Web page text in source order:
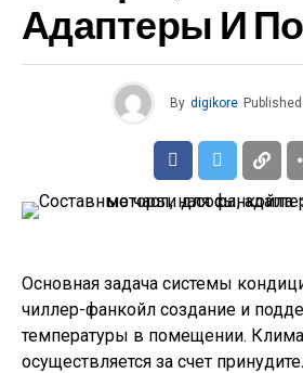
Адаптеры И
By digikore Published
Основная задача системы
чиллер-фанкойл создание и
температуры в помещении.
осуществляется за счет